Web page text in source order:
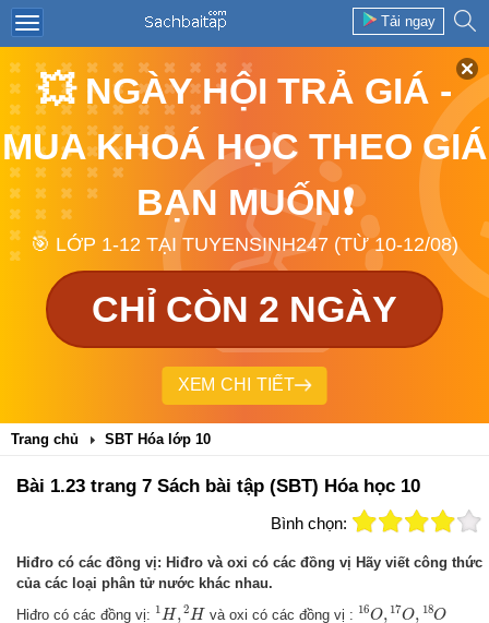
Tải ngay
💥 NGÀY HỘI TRẢ GIÁ -
MUA KHOÁ HỌC THEO GIÁ
BẠN MUỐN❗
🎯 LỚP 1-12 TẠI TUYENSINH247 (TỪ 10-12/08)
CHỈ CÒN 2 NGÀY
XEM CHI TIẾT
Trang chủ SBT Hóa lớp 10
Bài 1.23 trang 7 Sách bài tập (SBT) Hóa học 10
Bình chọn:
Hiđro có các đồng vị: Hiđro và oxi có các đồng vị Hãy viết công thức
của các loại phân tử nước khác nhau.
Hiđro có các đồng vị: 1H,2H
1 H, 2 H
và oxi có các đồng vị : 16O, 17O, 18O
16O ,17O ,18O